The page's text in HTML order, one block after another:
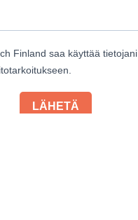
Finland saa käyttää tietojani
LÄHETÄ